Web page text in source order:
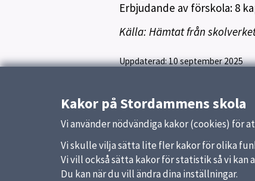
Erbjudande av förskola: 8
Källa: Hämtat från
Uppdaterad:10 september 2025
Kakor på Stordammens skola
Vi använder nödvändiga kakor (cookies) för
Vi skulle vilja sätta lite fler kakor för olika
Vi vill också sätta kakor för statistik så vi
Du kan när du vill ändra dina inställningar.